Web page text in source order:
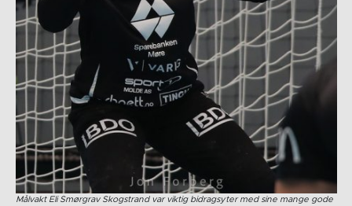
Målvakt Eli Smørgrav Skogstrand var viktig bidragsyter med sine mange gode